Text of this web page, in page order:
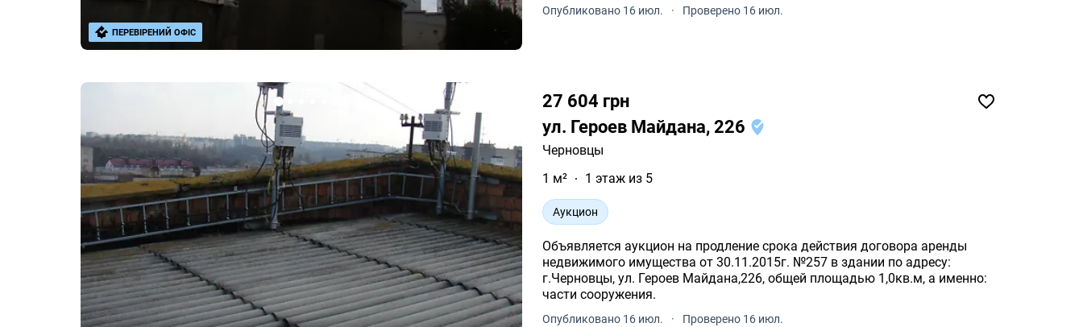
Опубликовано 16 июл. · Проверено 16 июл.
ПЕРЕВІРЕНИЙ ОФІС
27 604 грн
ул. Героев Майдана, 226
Черновцы
1 м²
1 этаж из 5
Аукцион
Объявляется аукцион на продление срока действия договора аренды
недвижимого имущества от 30.11.2015г. №257 в здании по адресу:
г.Черновцы, ул. Героев Майдана,226, общей площадью 1,0кв.м, а именно:
части сооружения.
Опубликовано 16 июл. · Проверено 16 июл.